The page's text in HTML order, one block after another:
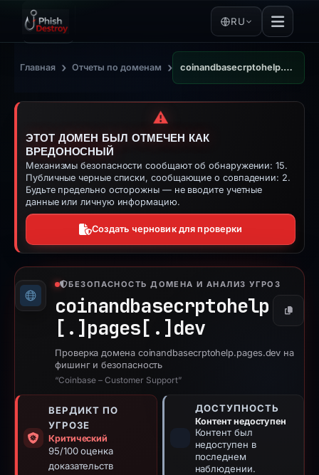
RU
Главная › Отчеты по доменам › coinandbasecrptohelp.pages.dev
⚠️
ЭТОТ ДОМЕН БЫЛ ОТМЕЧЕН КАК
ВРЕДОНОСНЫЙ
Механизмы безопасности сообщают об обнаружении: 15.
Публичные черные списки, сообщающие о совпадении: 2.
Будьте предельно осторожны — не вводите учетные
данные или личную информацию.
Создать черновик для проверки
БЕЗОПАСНОСТЬ ДОМЕНА И АНАЛИЗ УГРОЗ
coinandbasecrptohelp
[.] pages[.] dev
Проверка домена coinandbasecrptohelp.pages.dev на
фишинг и безопасность
“Coinbase – Customer Support”
ВЕРДИКТ ПО
УГРОЗЕ
Критический
95/100 оценка
доказательств
ДОСТУПНОСТЬ
Контент недоступен
Контент был
недоступен в
последнем
наблюдении.